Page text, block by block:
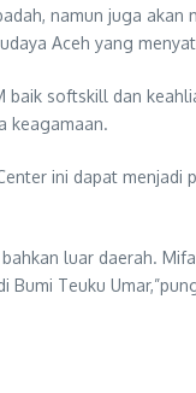
namun juga akan
Aceh yang
softskill dan
keagamaan.
ini dapat menjadi
luar daerah.
Teuku